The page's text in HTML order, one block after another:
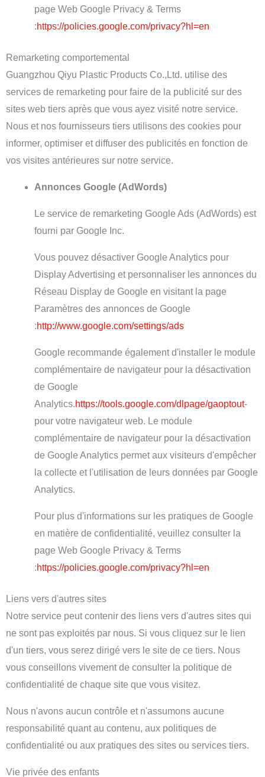
page Web Google Privacy & Terms
:https://policies.google.com/privacy?hl=en
Remarketing comportemental
Guangzhou Qiyu Plastic Products Co.,Ltd. utilise des
services de remarketing pour faire de la publicité sur des
sites web tiers après que vous ayez visité notre service.
Nous et nos fournisseurs tiers utilisons des cookies pour
informer, optimiser et diffuser des publicités en fonction de
vos visites antérieures sur notre service.
Annonces Google (AdWords)
Le service de remarketing Google Ads (AdWords) est
fourni par Google Inc.
Vous pouvez désactiver Google Analytics pour
Display Advertising et personnaliser les annonces du
Réseau Display de Google en visitant la page
Paramètres des annonces de Google
:http://www.google.com/settings/ads
Google recommande également d'installer le module
complémentaire de navigateur pour la désactivation
de Google
Analytics.https://tools.google.com/dlpage/gaoptout-
pour votre navigateur web. Le module
complémentaire de navigateur pour la désactivation
de Google Analytics permet aux visiteurs d'empêcher
la collecte et l'utilisation de leurs données par Google
Analytics.
Pour plus d'informations sur les pratiques de Google
en matière de confidentialité, veuillez consulter la
page Web Google Privacy & Terms
:https://policies.google.com/privacy?hl=en
Liens vers d'autres sites
Notre service peut contenir des liens vers d'autres sites qui
ne sont pas exploités par nous. Si vous cliquez sur le lien
d'un tiers, vous serez dirigé vers le site de ce tiers. Nous
vous conseillons vivement de consulter la politique de
confidentialité de chaque site que vous visitez.
Nous n'avons aucun contrôle et n'assumons aucune
responsabilité quant au contenu, aux politiques de
confidentialité ou aux pratiques des sites ou services tiers.
Vie privée des enfants